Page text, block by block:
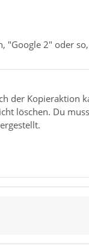
"Google 2" oder
der
löschen. Du